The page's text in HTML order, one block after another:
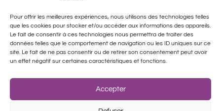
Pour offrir les meilleures expériences, nous utilisons des technologies telles
que les cookies pour stocker et/ou accéder aux informations des appareils.
Le fait de consentir à ces technologies nous permettra de traiter des
données telles que le comportement de navigation ou les ID uniques sur ce
site. Le fait de ne pas consentir ou de retirer son consentement peut avoir
un effet négatif sur certaines caractéristiques et fonctions.
Accepter
Politique de confidentialité